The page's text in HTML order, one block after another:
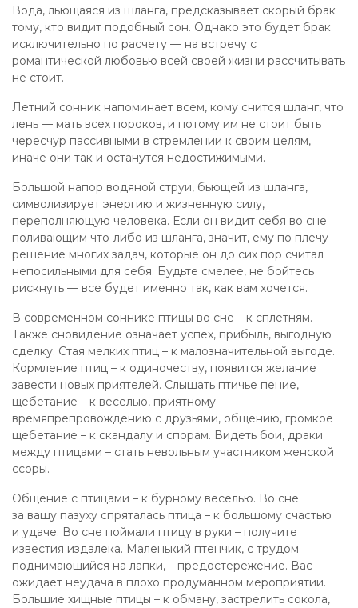
Вода, льющаяся из шланга, предсказывает скорый брак
тому, кто видит подобный сон. Однако это будет брак
исключительно по расчету — на встречу с
романтической любовью всей своей жизни рассчитывать
не стоит.
Летний сонник напоминает всем, кому снится шланг, что
лень — мать всех пороков, и потому им не стоит быть
чересчур пассивными в стремлении к своим целям,
иначе они так и останутся недостижимыми.
Большой напор водяной струи, бьющей из шланга,
символизирует энергию и жизненную силу,
переполняющую человека. Если он видит себя во сне
поливающим что-либо из шланга, значит, ему по плечу
решение многих задач, которые он до сих пор считал
непосильными для себя. Будьте смелее, не бойтесь
рискнуть — все будет именно так, как вам хочется.
В современном соннике птицы во сне – к сплетням.
Также сновидение означает успех, прибыль, выгодную
сделку. Стая мелких птиц – к малозначительной выгоде.
Кормление птиц – к одиночеству, появится желание
завести новых приятелей. Слышать птичье пение,
щебетание – к веселью, приятному
времяпрепровождению с друзьями, общению, громкое
щебетание – к скандалу и спорам. Видеть бои, драки
между птицами – стать невольным участником женской
ссоры.
Общение с птицами – к бурному веселью. Во сне
за вашу пазуху спряталась птица – к большому счастью
и удаче. Во сне поймали птицу в руки – получите
известия издалека. Маленький птенчик, с трудом
поднимающийся на лапки, – предостережение. Вас
ожидает неудача в плохо продуманном мероприятии.
Большие хищные птицы – к обману, застрелить сокола,